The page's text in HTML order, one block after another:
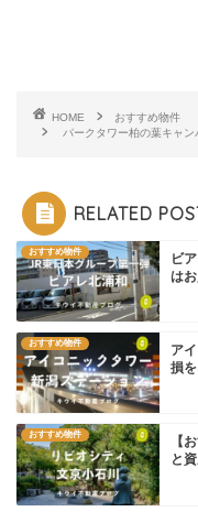
HOME
おすすめ物件
パークタワー柏の葉キャ
RELATED
おすすめ物件
ビ
は
おすすめ物件
ア
損
おすすめ物件
【
と